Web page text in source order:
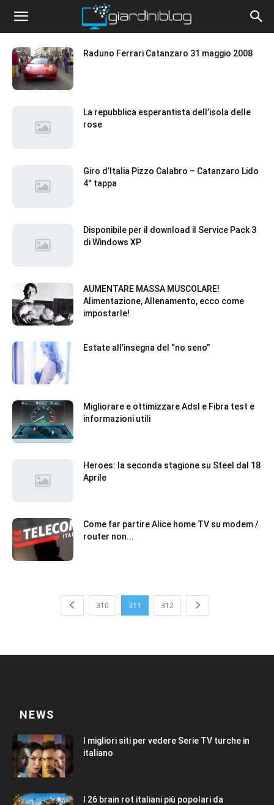
Raduno Ferrari Catanzaro 31 maggio 2008
La repubblica esperantista dell’isola delle
rose
Giro d’Italia Pizzo Calabro – Catanzaro Lido
4° tappa
Disponibile per il download il Service Pack 3
di Windows XP
AUMENTARE MASSA MUSCOLARE!
Alimentazione, Allenamento, ecco come
impostarle!
Estate all’insegna del “no seno”
Migliorare e ottimizzare Adsl e Fibra test e
informazioni utili
Heroes: la seconda stagione su Steel dal 18
Aprile
Come far partire Alice home TV su modem /
router non...
310 311 312
NEWS
I migliori siti per vedere Serie TV turche in
italiano
I 26 brain rot italiani più popolari da